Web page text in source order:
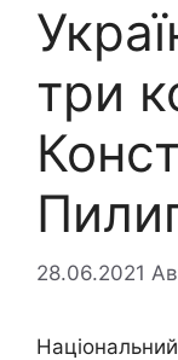
три
28.06.2021